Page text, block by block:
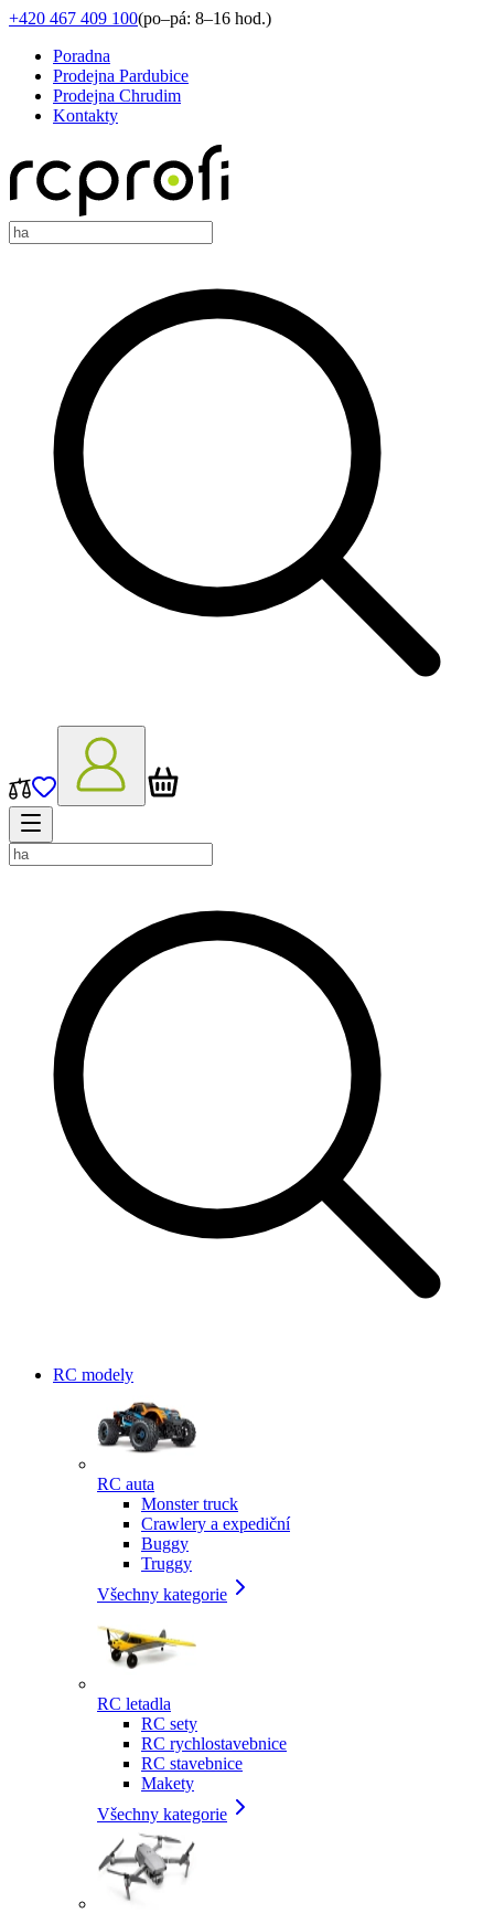
+420 467 409 100(po–pá: 8–16 hod.)
Poradna
Prodejna Pardubice
Prodejna Chrudim
Kontakty
RC modely
RC auta
Monster truck
Crawlery a expediční
Buggy
Truggy
Všechny kategorie
RC letadla
RC sety
RC rychlostavebnice
RC stavebnice
Makety
Všechny kategorie